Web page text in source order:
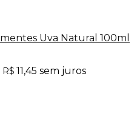
Uva Natural 100ml
R$ 11,45 sem juros